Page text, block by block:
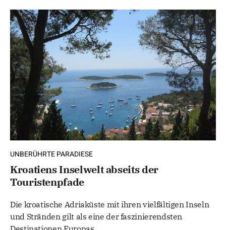
UNBERÜHRTE PARADIESE
Kroatiens Inselwelt abseits der
Touristenpfade
Die kroatische Adriaküste mit ihren vielfältigen Inseln
und Stränden gilt als eine der faszinierendsten